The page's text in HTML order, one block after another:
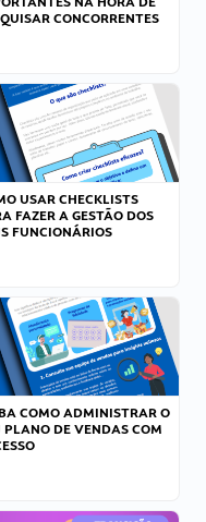
CONCORRENTES
USAR CHECKLISTS
FAZER A GESTÃO DOS
FUNCIONÁRIOS
COMO ADMINISTRAR O
PLANO DE VENDAS COM